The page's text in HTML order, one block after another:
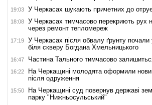
19:03 У Черкасах шукають причетних до
18:08
У Черкасах тимчасово перекриють рух
через ремонт тепломереж
17:19
У Черкасах після обвалу ґрунту почали
біля скверу Богдана Хмельницького
16:47 Частина Тального тимчасово
16:22
На Черкащині молодята оформили
після одруження
15:50
На Черкащині суд повернув державі
парку "Нижньосульський"